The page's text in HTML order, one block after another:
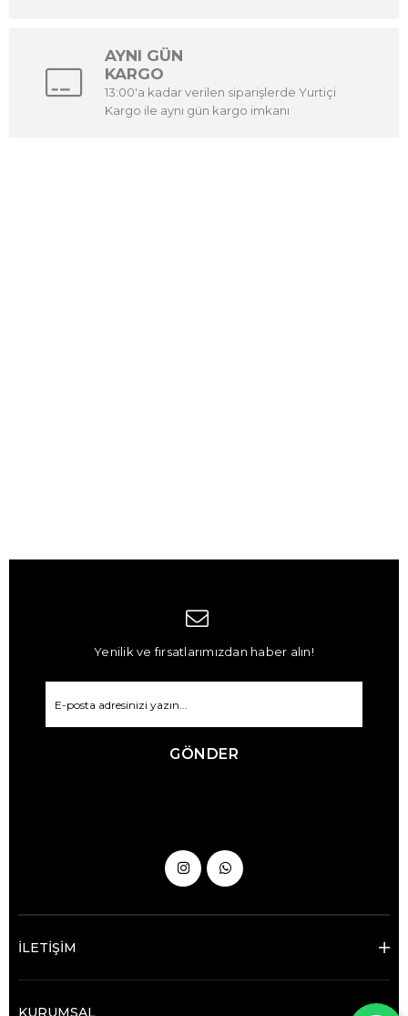
AYNI GÜN
KARGO
13:00'a kadar verilen siparişlerde Yurtiçi
Kargo ile aynı gün kargo imkanı
Yenilik ve fırsatlarımızdan haber alın!
GÖNDER
İLETİŞİM
KURUMSAL